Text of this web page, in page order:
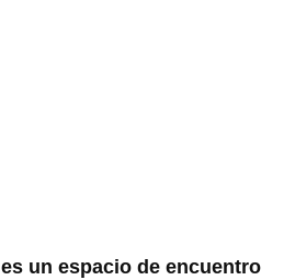
es un espacio de encuentro